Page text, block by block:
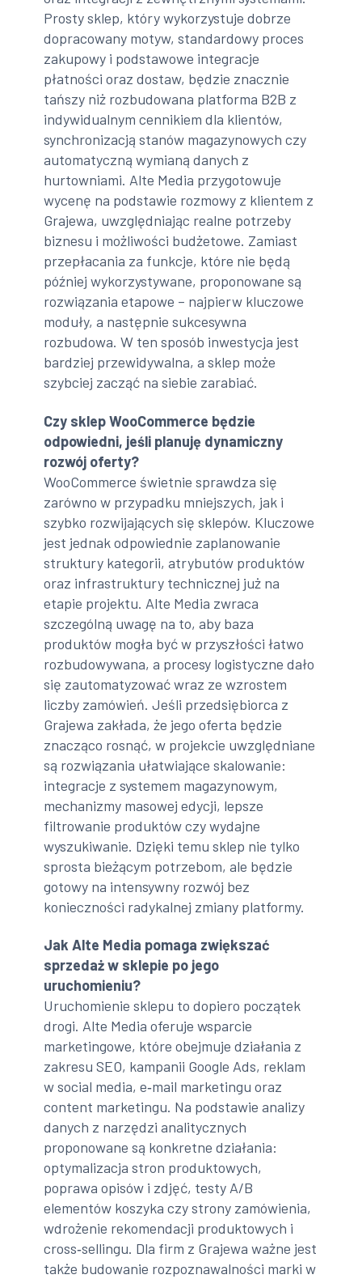
Prosty sklep, który wykorzystuje dobrze
dopracowany motyw, standardowy proces
zakupowy i podstawowe integracje
płatności oraz dostaw, będzie znacznie
tańszy niż rozbudowana platforma B2B z
indywidualnym cennikiem dla klientów,
synchronizacją stanów magazynowych czy
automatyczną wymianą danych z
hurtowniami. Alte Media przygotowuje
wycenę na podstawie rozmowy z klientem z
Grajewa, uwzględniając realne potrzeby
biznesu i możliwości budżetowe. Zamiast
przepłacania za funkcje, które nie będą
później wykorzystywane, proponowane są
rozwiązania etapowe – najpierw kluczowe
moduły, a następnie sukcesywna
rozbudowa. W ten sposób inwestycja jest
bardziej przewidywalna, a sklep może
szybciej zacząć na siebie zarabiać.
Czy sklep WooCommerce będzie
odpowiedni, jeśli planuję dynamiczny
rozwój oferty?
WooCommerce świetnie sprawdza się
zarówno w przypadku mniejszych, jak i
szybko rozwijających się sklepów. Kluczowe
jest jednak odpowiednie zaplanowanie
struktury kategorii, atrybutów produktów
oraz infrastruktury technicznej już na
etapie projektu. Alte Media zwraca
szczególną uwagę na to, aby baza
produktów mogła być w przyszłości łatwo
rozbudowywana, a procesy logistyczne dało
się zautomatyzować wraz ze wzrostem
liczby zamówień. Jeśli przedsiębiorca z
Grajewa zakłada, że jego oferta będzie
znacząco rosnąć, w projekcie uwzględniane
są rozwiązania ułatwiające skalowanie:
integracje z systemem magazynowym,
mechanizmy masowej edycji, lepsze
filtrowanie produktów czy wydajne
wyszukiwanie. Dzięki temu sklep nie tylko
sprosta bieżącym potrzebom, ale będzie
gotowy na intensywny rozwój bez
konieczności radykalnej zmiany platformy.
Jak Alte Media pomaga zwiększać
sprzedaż w sklepie po jego
uruchomieniu?
Uruchomienie sklepu to dopiero początek
drogi. Alte Media oferuje wsparcie
marketingowe, które obejmuje działania z
zakresu SEO, kampanii Google Ads, reklam
w social media, e‑mail marketingu oraz
content marketingu. Na podstawie analizy
danych z narzędzi analitycznych
proponowane są konkretne działania:
optymalizacja stron produktowych,
poprawa opisów i zdjęć, testy A/B
elementów koszyka czy strony zamówienia,
wdrożenie rekomendacji produktowych i
cross‑sellingu. Dla firm z Grajewa ważne jest
także budowanie rozpoznawalności marki w